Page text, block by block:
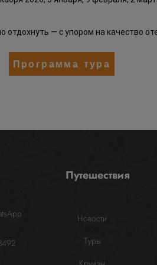
— с упором на качество
Программа тура
Путешествия
Новости
Туры